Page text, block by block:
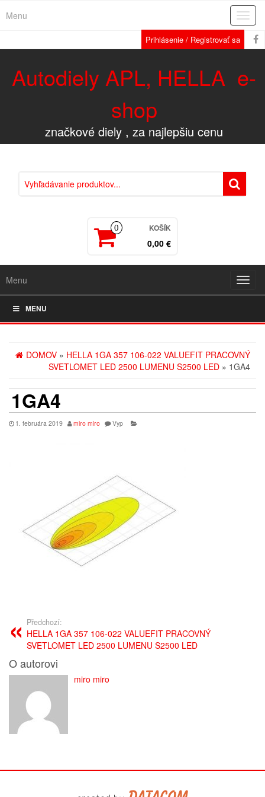
Menu
Prihlásenie / Registrovať sa
Autodiely APL, HELLA e-
shop
značkové diely , za najlepšiu cenu
0 KOŠÍK
0,00 €
Menu
MENU
DOMOV » HELLA 1GA 357 106-022 VALUEFIT PRACOVNÝ
SVETLOMET LED 2500 LUMENU S2500 LED » 1GA4
1GA4
1. februára 2019 miro miro Vyp
Předchozí:
HELLA 1GA 357 106-022 VALUEFIT PRACOVNÝ
SVETLOMET LED 2500 LUMENU S2500 LED
O autorovi
miro miro